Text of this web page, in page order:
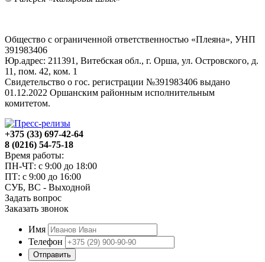
Общество с ограниченной ответственностью «Плеяна», УНП
391983406
Юр.адрес: 211391, Витебская обл., г. Орша, ул. Островского, д.
11, пом. 42, ком. 1
Свидетельство о гос. регистрации №391983406 выдано
01.12.2022 Оршанским районным исполнительным
комитетом.
+375 (33) 697-42-64
8 (0216) 54-75-18
Время работы:
ПН-ЧТ: с 9:00 до 18:00
ПТ: с 9:00 до 16:00
СУБ, ВС - Выходной
Задать вопрос
Заказать звонок
Имя
Телефон
Отправить